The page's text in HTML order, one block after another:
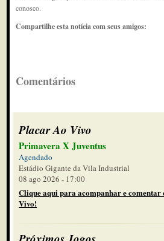
conosco.
Compartilhe esta notícia com seus amigos:
Comentários
Placar Ao Vivo
Primavera X Juventus
Agendado
Estádio Gigante da Vila Industrial
08 ago 2026 - 17:00
Clique aqui para acompanhar e comentar
Vivo!